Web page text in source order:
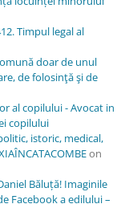
Timpul legal al
doar de unul
de folosinţă şi de
al copilului - Avocat in
copilului
istoric, medical,
on
Băluță! Imaginile
Facebook a edilului –